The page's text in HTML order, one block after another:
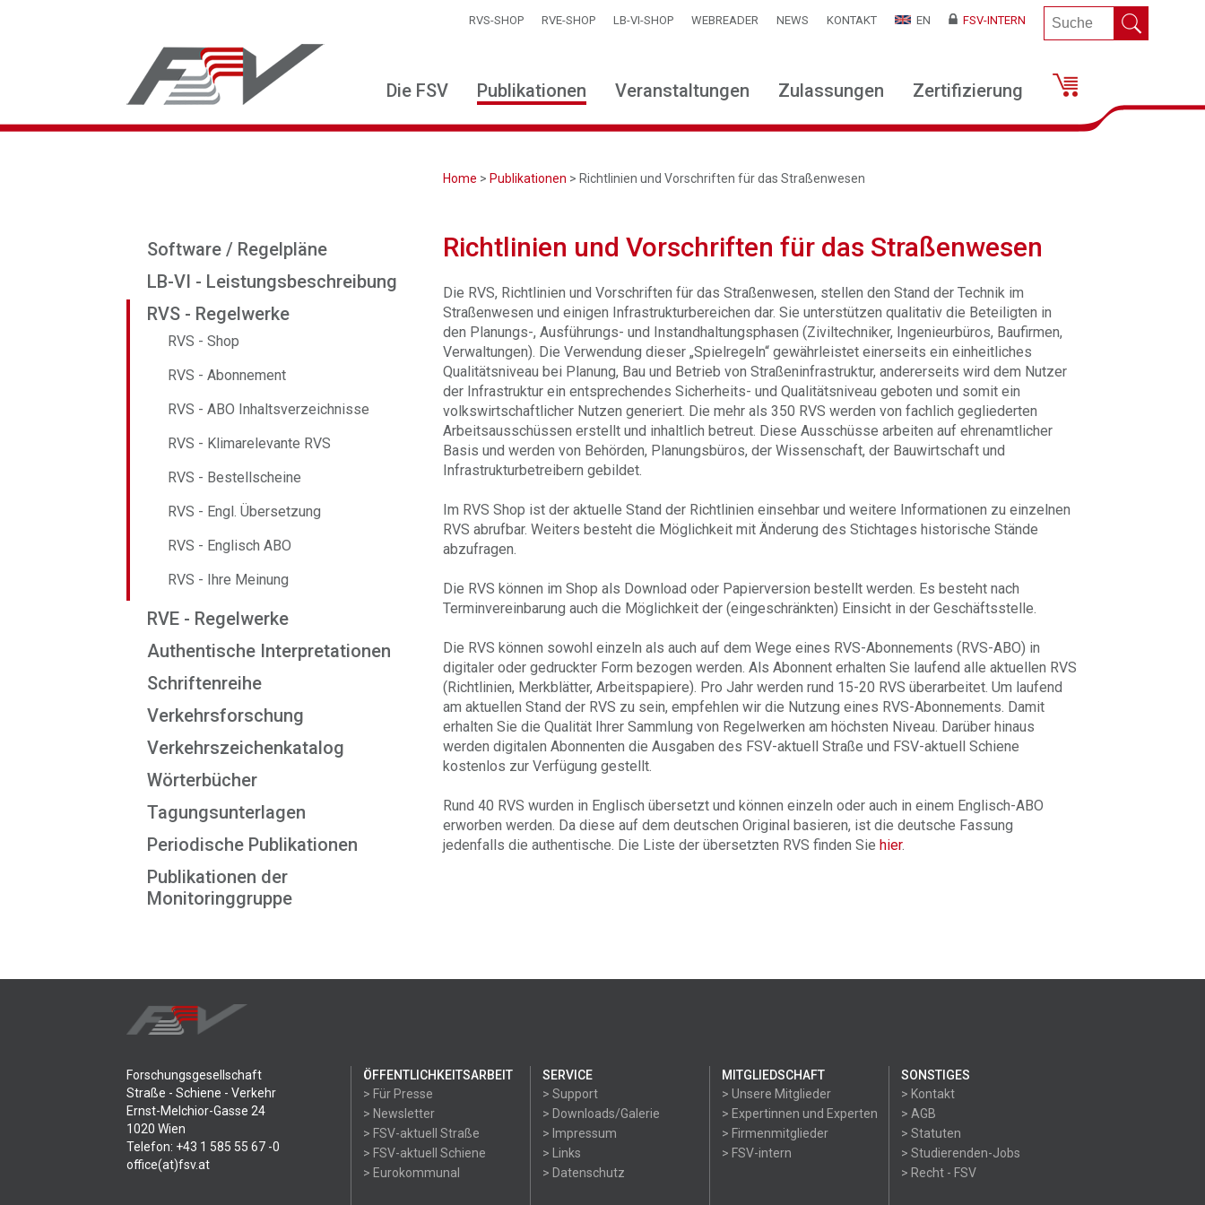
RVS-SHOP RVE-SHOP LB-VI-SHOP WEBREADER NEWS KONTAKT EN FSV-INTERN
Die FSV Publikationen Veranstaltungen Zulassungen Zertifizierung
Home > Publikationen > Richtlinien und Vorschriften für das Straßenwesen
Software / Regelpläne
LB-VI - Leistungsbeschreibung
RVS - Regelwerke
RVS - Shop
RVS - Abonnement
RVS - ABO Inhaltsverzeichnisse
RVS - Klimarelevante RVS
RVS - Bestellscheine
RVS - Engl. Übersetzung
RVS - Englisch ABO
RVS - Ihre Meinung
RVE - Regelwerke
Authentische Interpretationen
Schriftenreihe
Verkehrsforschung
Verkehrszeichenkatalog
Wörterbücher
Tagungsunterlagen
Periodische Publikationen
Publikationen der
Monitoringgruppe
Richtlinien und Vorschriften für das Straßenwesen
Die RVS, Richtlinien und Vorschriften für das Straßenwesen, stellen den Stand der Technik im
Straßenwesen und einigen Infrastrukturbereichen dar. Sie unterstützen qualitativ die Beteiligten in
den Planungs-, Ausführungs- und Instandhaltungsphasen (Ziviltechniker, Ingenieurbüros, Baufirmen,
Verwaltungen). Die Verwendung dieser „Spielregeln“ gewährleistet einerseits ein einheitliches
Qualitätsniveau bei Planung, Bau und Betrieb von Straßeninfrastruktur, andererseits wird dem Nutzer
der Infrastruktur ein entsprechendes Sicherheits- und Qualitätsniveau geboten und somit ein
volkswirtschaftlicher Nutzen generiert. Die mehr als 350 RVS werden von fachlich gegliederten
Arbeitsausschüssen erstellt und inhaltlich betreut. Diese Ausschüsse arbeiten auf ehrenamtlicher
Basis und werden von Behörden, Planungsbüros, der Wissenschaft, der Bauwirtschaft und
Infrastrukturbetreibern gebildet.
Im RVS Shop ist der aktuelle Stand der Richtlinien einsehbar und weitere Informationen zu einzelnen
RVS abrufbar. Weiters besteht die Möglichkeit mit Änderung des Stichtages historische Stände
abzufragen.
Die RVS können im Shop als Download oder Papierversion bestellt werden. Es besteht nach
Terminvereinbarung auch die Möglichkeit der (eingeschränkten) Einsicht in der Geschäftsstelle.
Die RVS können sowohl einzeln als auch auf dem Wege eines RVS-Abonnements (RVS-ABO) in
digitaler oder gedruckter Form bezogen werden. Als Abonnent erhalten Sie laufend alle aktuellen RVS
(Richtlinien, Merkblätter, Arbeitspapiere). Pro Jahr werden rund 15-20 RVS überarbeitet. Um laufend
am aktuellen Stand der RVS zu sein, empfehlen wir die Nutzung eines RVS-Abonnements. Damit
erhalten Sie die Qualität Ihrer Sammlung von Regelwerken am höchsten Niveau. Darüber hinaus
werden digitalen Abonnenten die Ausgaben des FSV-aktuell Straße und FSV-aktuell Schiene
kostenlos zur Verfügung gestellt.
Rund 40 RVS wurden in Englisch übersetzt und können einzeln oder auch in einem Englisch-ABO
erworben werden. Da diese auf dem deutschen Original basieren, ist die deutsche Fassung
jedenfalls die authentische. Die Liste der übersetzten RVS finden Siehier.
Forschungsgesellschaft
Straße - Schiene - Verkehr
Ernst-Melchior-Gasse 24
1020 Wien
Telefon: +43 1 585 55 67 -0
office(at)fsv.at
ÖFFENTLICHKEITSARBEIT
> Für Presse
> Newsletter
> FSV-aktuell Straße
> FSV-aktuell Schiene
> Eurokommunal
SERVICE
> Support
> Downloads/Galerie
> Impressum
> Links
> Datenschutz
MITGLIEDSCHAFT
> Unsere Mitglieder
> Expertinnen und Experten
> Firmenmitglieder
> FSV-intern
SONSTIGES
> Kontakt
> AGB
> Statuten
> Studierenden-Jobs
> Recht - FSV